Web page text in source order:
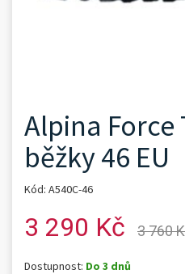
Alpina Force
běžky 46 EU
Kód: A540C-46
3 290 Kč 3 760
Dostupnost: Do 3 dnů